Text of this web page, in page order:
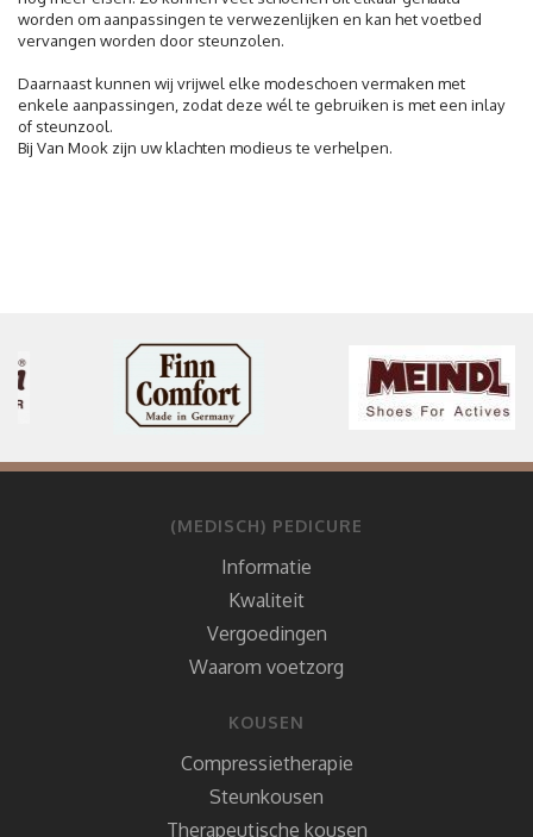
worden om aanpassingen te verwezenlijken en kan het voetbed
vervangen worden door steunzolen.
Daarnaast kunnen wij vrijwel elke modeschoen vermaken met
enkele aanpassingen, zodat deze wél te gebruiken is met een inlay
of steunzool.
Bij Van Mook zijn uw klachten modieus te verhelpen.
(MEDISCH) PEDICURE
Informatie
Kwaliteit
Vergoedingen
Waarom voetzorg
KOUSEN
Compressietherapie
Steunkousen
Therapeutische kousen